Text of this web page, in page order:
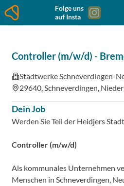
Folge uns
auf Insta
Controller (m/w/d) -
Stadtwerke Schneverdingen-
29640, Schneverdingen,
Dein Job
Werden Sie Teil der Heidjers
Controller (m/w/d)
Als kommunales Unternehmen
Menschen in Schneverdingen,